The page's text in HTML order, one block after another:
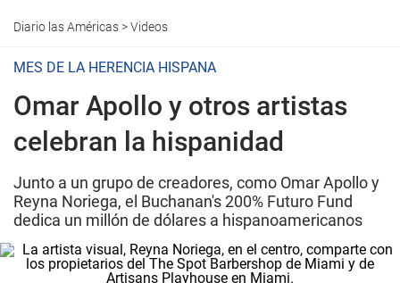
Diario las Américas>Videos
MES DE LA HERENCIA HISPANA
Omar Apollo y otros artistas
celebran la hispanidad
Junto a un grupo de creadores, como Omar Apollo y
Reyna Noriega, el Buchanan's 200% Futuro Fund
dedica un millón de dólares a hispanoamericanos